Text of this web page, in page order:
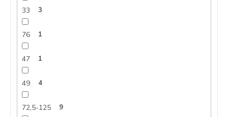
33 3
76 1
47 1
49 4
72,5-125 9